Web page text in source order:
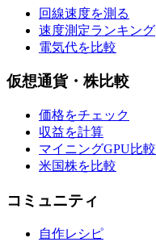
回線速度を測る
速度測定ランキング
電気代を比較
仮想通貨・株比較
価格をチェック
収益を計算
マイニングGPU比較
米国株を比較
コミュニティ
自作レシピ